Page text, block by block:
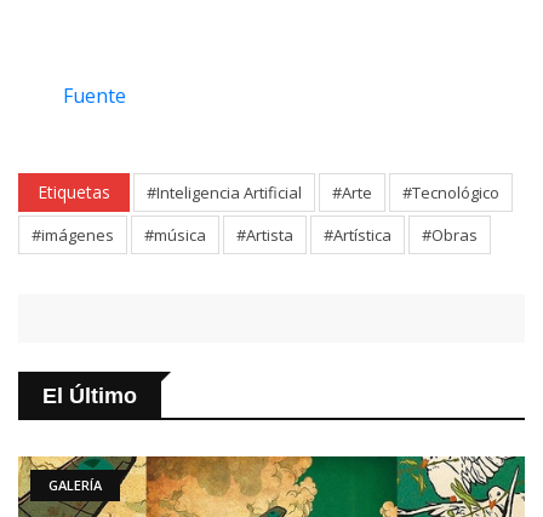
Fuente
Etiquetas #Inteligencia Artificial #Arte
#Tecnológico
#imágenes
#música #Artista #Artística #Obras
El Último
GALERÍA